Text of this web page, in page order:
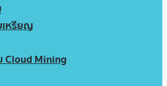
เหรียญ
Cloud Mining